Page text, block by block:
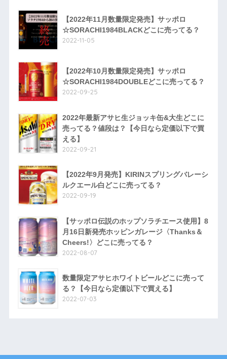
【2022年11月数量限定発売】サッポロ
☆SORACHI1984BLACKどこに売ってる？
2022-11-05
【2022年10月数量限定発売】サッポロ
☆SORACHI1984DOUBLEどこに売ってる？
2022-09-25
2022年最新アサヒ生ジョッキ缶&大生どこに
売ってる？値段は？【今日なら定価以下で買
える】
2022-09-21
【2022年9月発売】KIRINスプリングバレーシ
ルクエール白どこに売ってる？
2022-09-19
【サッポロ伝説のホップソラチエース使用】8
月16日新発売ホッピンガレージ〈Thanks＆
Cheers!〉どこに売ってる？
2022-08-07
数量限定アサヒホワイトビールどこに売って
る？【今日なら定価以下で買える】
2022-07-03